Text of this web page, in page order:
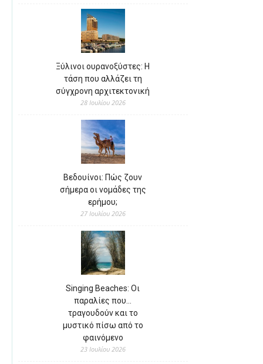
Ξύλινοι ουρανοξύστες: Η
τάση που αλλάζει τη
σύγχρονη αρχιτεκτονική
28 Ιουλίου 2026
Βεδουίνοι: Πώς ζουν
σήμερα οι νομάδες της
ερήμου;
27 Ιουλίου 2026
Singing Beaches: Οι
παραλίες που…
τραγουδούν και το
μυστικό πίσω από το
φαινόμενο
23 Ιουλίου 2026